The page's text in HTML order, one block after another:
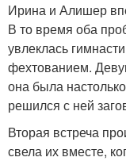
Ирина и Алишер
В то время оба
увлеклась
фехтованием.
она была
решился с ней
Вторая встреча
свела их вместе,